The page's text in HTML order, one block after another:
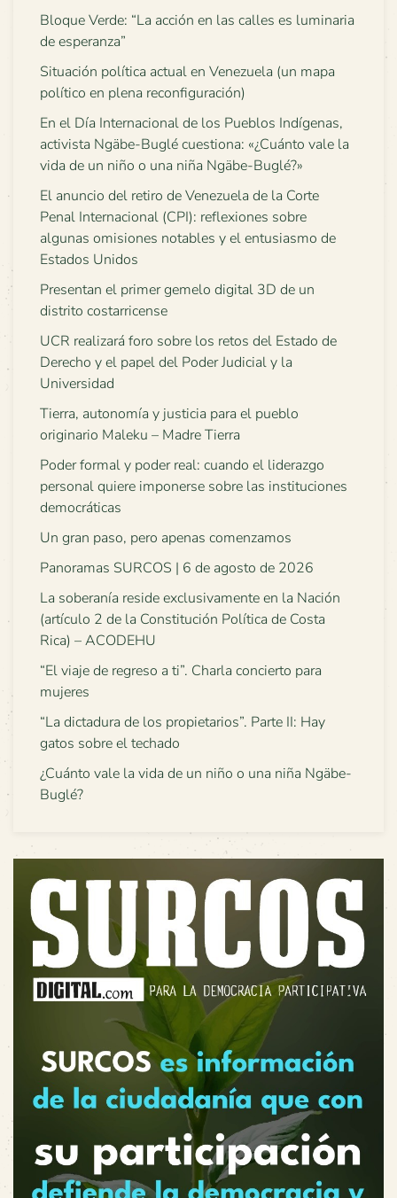
Bloque Verde: “La acción en las calles es luminaria
de esperanza”
Situación política actual en Venezuela (un mapa
político en plena reconfiguración)
En el Día Internacional de los Pueblos Indígenas,
activista Ngäbe-Buglé cuestiona: «¿Cuánto vale la
vida de un niño o una niña Ngäbe-Buglé?»
El anuncio del retiro de Venezuela de la Corte
Penal Internacional (CPI): reflexiones sobre
algunas omisiones notables y el entusiasmo de
Estados Unidos
Presentan el primer gemelo digital 3D de un
distrito costarricense
UCR realizará foro sobre los retos del Estado de
Derecho y el papel del Poder Judicial y la
Universidad
Tierra, autonomía y justicia para el pueblo
originario Maleku – Madre Tierra
Poder formal y poder real: cuando el liderazgo
personal quiere imponerse sobre las instituciones
democráticas
Un gran paso, pero apenas comenzamos
Panoramas SURCOS | 6 de agosto de 2026
La soberanía reside exclusivamente en la Nación
(artículo 2 de la Constitución Política de Costa
Rica) – ACODEHU
“El viaje de regreso a ti”. Charla concierto para
mujeres
“La dictadura de los propietarios”. Parte II: Hay
gatos sobre el techado
¿Cuánto vale la vida de un niño o una niña Ngäbe-
Buglé?